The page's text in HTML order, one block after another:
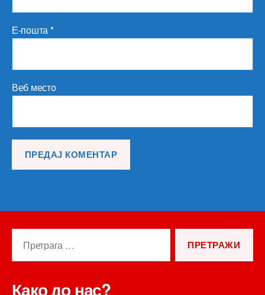
Е-пошта*
Веб место
Како до нас?